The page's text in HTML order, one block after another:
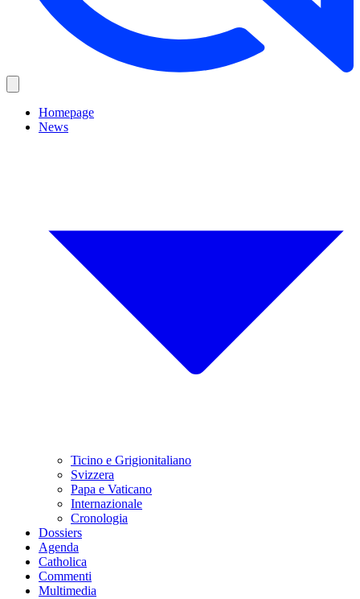
Homepage
News
Ticino e Grigionitaliano
Svizzera
Papa e Vaticano
Internazionale
Cronologia
Dossiers
Agenda
Catholica
Commenti
Multimedia